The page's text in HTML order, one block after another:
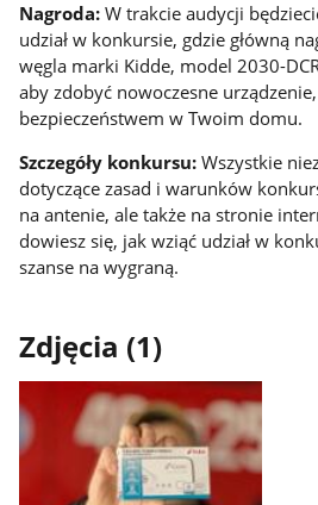
Nagroda: W trakcie audycji
udział w konkursie, gdzie główną
węgla marki Kidde, model 2030-
aby zdobyć nowoczesne
bezpieczeństwem w Twoim domu.
Szczegóły konkursu: Wszystkie
dotyczące zasad i warunków
na antenie, ale także na stronie
dowiesz się, jak wziąć udział w
szanse na wygraną.
Zdjęcia (1)